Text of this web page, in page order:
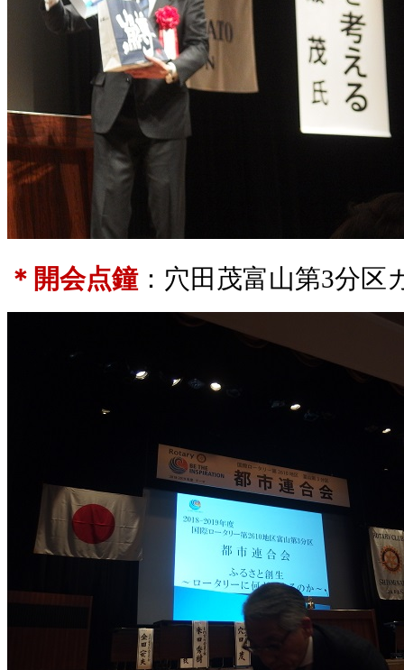
＊開会点鐘：穴田茂富山第3分区